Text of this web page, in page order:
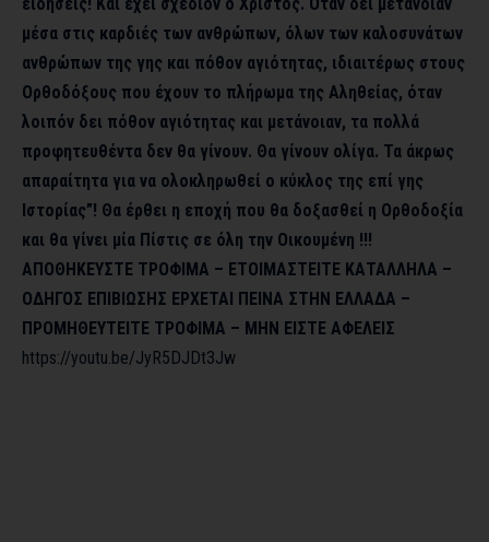
μέσα στις καρδιές των ανθρώπων, όλων των καλοσυνάτων
ανθρώπων της γης και πόθον αγιότητας, ιδιαιτέρως στους
Ορθοδόξους που έχουν το πλήρωμα της Αληθείας, όταν
λοιπόν δει πόθον αγιότητας και μετάνοιαν, τα πολλά
προφητευθέντα δεν θα γίνουν. Θα γίνουν ολίγα. Τα άκρως
απαραίτητα για να ολοκληρωθεί ο κύκλος της επί γης
Ιστορίας”! Θα έρθει η εποχή που θα δοξασθεί η Ορθοδοξία
και θα γίνει μία Πίστις σε όλη την Οικουμένη !!!
ΑΠΟΘΗΚΕΥΣΤΕ ΤΡΟΦΙΜΑ – ΕΤΟΙΜΑΣΤΕΙΤΕ ΚΑΤΑΛΛΗΛΑ –
ΟΔΗΓΟΣ ΕΠΙΒΙΩΣΗΣ ΕΡΧΕΤΑΙ ΠΕΙΝΑ ΣΤΗΝ ΕΛΛΑΔΑ –
ΠΡΟΜΗΘΕΥΤΕΙΤΕ ΤΡΟΦΙΜΑ – ΜΗΝ ΕΙΣΤΕ ΑΦΕΛΕΙΣ
https://youtu.be/JyR5DJDt3Jw